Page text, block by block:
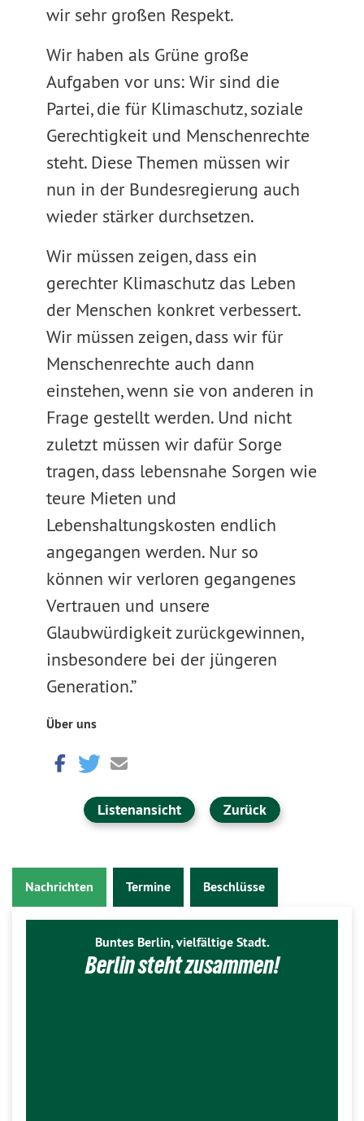
wir sehr großen Respekt.
Wir haben als Grüne große
Aufgaben vor uns: Wir sind die
Partei, die für Klimaschutz, soziale
Gerechtigkeit und Menschenrechte
steht. Diese Themen müssen wir
nun in der Bundesregierung auch
wieder stärker durchsetzen.
Wir müssen zeigen, dass ein
gerechter Klimaschutz das Leben
der Menschen konkret verbessert.
Wir müssen zeigen, dass wir für
Menschenrechte auch dann
einstehen, wenn sie von anderen in
Frage gestellt werden. Und nicht
zuletzt müssen wir dafür Sorge
tragen, dass lebensnahe Sorgen wie
teure Mieten und
Lebenshaltungskosten endlich
angegangen werden. Nur so
können wir verloren gegangenes
Vertrauen und unsere
Glaubwürdigkeit zurückgewinnen,
insbesondere bei der jüngeren
Generation.”
Über uns
Listenansicht Zurück
Nachrichten Termine Beschlüsse
Buntes Berlin, vielfältige Stadt.
Berlin steht zusammen!